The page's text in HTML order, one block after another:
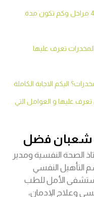
أسرع طريقة لتبطيل الهيروين في 4 مراحل وكم تكون مدة
تعرف عليها
اليكم الاجابة الكاملة
تعرف عليها و العوامل التي
شعبان فضل
الصحة النفسية ومدير
التأهيل النفسي
الأمل للطب
وعلاج الإدمان،